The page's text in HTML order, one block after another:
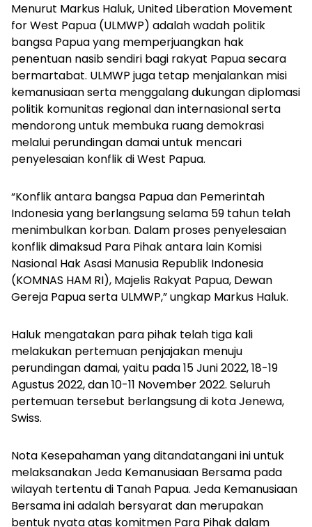
Menurut Markus Haluk, United Liberation Movement
for West Papua (ULMWP) adalah wadah politik
bangsa Papua yang memperjuangkan hak
penentuan nasib sendiri bagi rakyat Papua secara
bermartabat. ULMWP juga tetap menjalankan misi
kemanusiaan serta menggalang dukungan diplomasi
politik komunitas regional dan internasional serta
mendorong untuk membuka ruang demokrasi
melalui perundingan damai untuk mencari
penyelesaian konflik di West Papua.
“Konflik antara bangsa Papua dan Pemerintah
Indonesia yang berlangsung selama 59 tahun telah
menimbulkan korban. Dalam proses penyelesaian
konflik dimaksud Para Pihak antara lain Komisi
Nasional Hak Asasi Manusia Republik Indonesia
(KOMNAS HAM RI), Majelis Rakyat Papua, Dewan
Gereja Papua serta ULMWP,” ungkap Markus Haluk.
Haluk mengatakan para pihak telah tiga kali
melakukan pertemuan penjajakan menuju
perundingan damai, yaitu pada 15 Juni 2022, 18-19
Agustus 2022, dan 10-11 November 2022. Seluruh
pertemuan tersebut berlangsung di kota Jenewa,
Swiss.
Nota Kesepahaman yang ditandatangani ini untuk
melaksanakan Jeda Kemanusiaan Bersama pada
wilayah tertentu di Tanah Papua. Jeda Kemanusiaan
Bersama ini adalah bersyarat dan merupakan
bentuk nyata atas komitmen Para Pihak dalam